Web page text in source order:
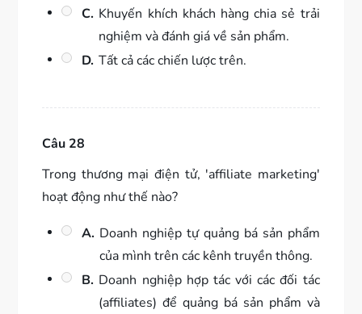
C. Khuyến khích khách hàng chia sẻ trải
nghiệm và đánh giá về sản phẩm.
D. Tất cả các chiến lược trên.
Câu 28
Trong thương mại điện tử, 'affiliate marketing'
hoạt động như thế nào?
A. Doanh nghiệp tự quảng bá sản phẩm
của mình trên các kênh truyền thông.
B. Doanh nghiệp hợp tác với các đối tác
(affiliates) để quảng bá sản phẩm và